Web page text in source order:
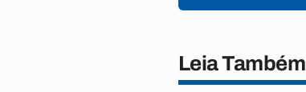
Leia Também